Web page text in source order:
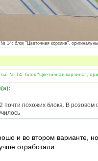
14: блок "Цветочная корзина",
№ 14: блок "Цветочная корзина",
почти похожих блока. В
и во втором варианте,
отработали.